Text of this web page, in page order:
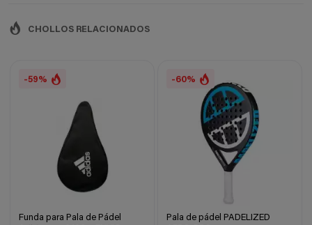
CHOLLOS RELACIONADOS
-59%
Funda para Pala de Pádel
-60%
Pala de pádel PADELIZED